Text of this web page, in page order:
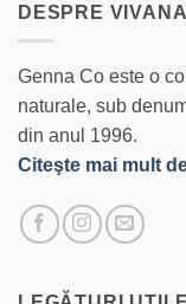
DESPRE
Genna Co este o
naturale, sub
din anul 1996.
Citeşte mai mult